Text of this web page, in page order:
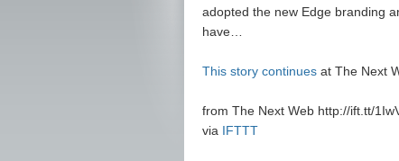
adopted the new Edge branding
have…
This story continues at The Next
from The Next Web http://ift.tt/
via IFTTT